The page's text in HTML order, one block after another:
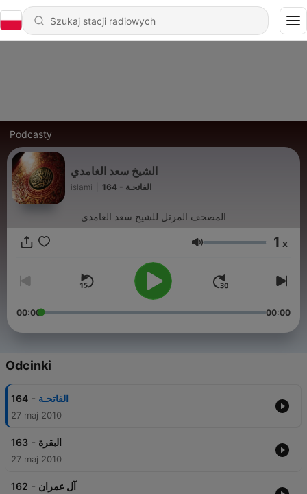
Podcasty
الشيخ سعد الغامدي
islami 164 - الفاتحـة
المصحف المرتل للشيخ سعد الغامدي
Głośność 1 x
00:00 00:00
Odcinki
164 - الفاتحـة
27 maj 2010
163 - البقرة
27 maj 2010
162 - آل عمران